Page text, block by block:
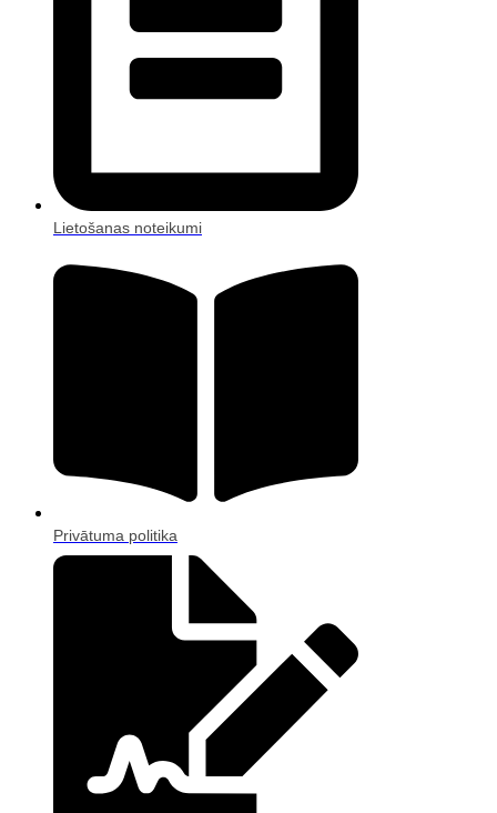
Lietošanas noteikumi
Privātuma politika